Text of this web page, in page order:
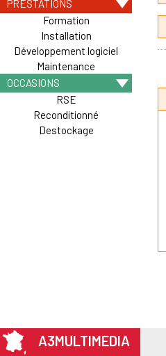
PRESTATIONS
Formation
Installation
Développement logiciel
Maintenance
OCCASIONS
RSE
Reconditionné
Destockage
A3MULTIMEDIA